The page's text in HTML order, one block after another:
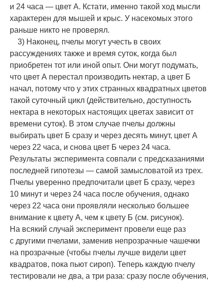
и 24 часа — цвет А. Кстати, именно такой ход мысли
характерен для мышей и крыс. У насекомых этого
раньше никто не проверял.
3) Наконец, пчелы могут учесть в своих
рассуждениях также и время суток, когда был
приобретен тот или иной опыт. Они могут подумать,
что цвет А перестал производить нектар, а цвет Б
начал, потому что у этих странных квадратных цветов
такой суточный цикл (действительно, доступность
нектара в некоторых настоящих цветах зависит от
времени суток). В этом случае пчелы должны
выбирать цвет Б сразу и через десять минут, цвет А
через 22 часа, и снова цвет Б через 24 часа.
Результаты эксперимента совпали с предсказаниями
последней гипотезы — самой замысловатой из трех.
Пчелы уверенно предпочитали цвет Б сразу, через
10 минут и через 24 часа после обучения, однако
через 22 часа они проявляли несколько большее
внимание к цвету А, чем к цвету Б (см. рисунок).
На всякий случай эксперимент провели еще раз
с другими пчелами, заменив непрозрачные чашечки
на прозрачные (чтобы пчелы лучше видели цвет
квадратов, пока пьют сироп). Теперь каждую пчелу
тестировали не два, а три раза: сразу после обучения,